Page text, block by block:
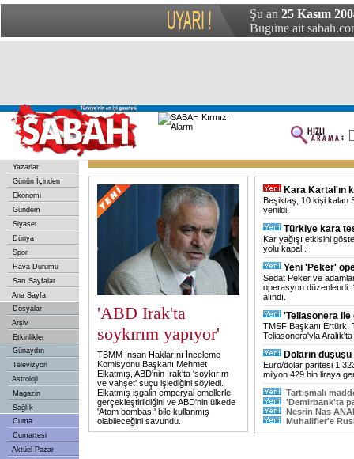
Şu an 25 Kasım
Bugüne ait
Yazarlar
Günün İçinden
Ekonomi
Gündem
Siyaset
Dünya
Spor
Hava Durumu
Sarı Sayfalar
Ana Sayfa
Dosyalar
Arşiv
Etkinlikler
Günaydın
Televizyon
Astroloji
Magazin
Sağlık
Cuma
Cumartesi
Aktüel Pazar
'ABD Irak'ta
soykırım yapıyor'
TBMM İnsan Haklarını İnceleme
Komisyonu Başkanı Mehmet
Elkatmış, ABD'nin Irak'ta 'soykırım
ve vahşet' suçu işlediğini söyledi.
Elkatmış işgalin emperyal emellerle
gerçekleştirildiğini ve ABD'nin ülkede
'Atom bombası' bile kullanmış
olabileceğini savundu.
Kara Kartal'ın
Beşiktaş, 10 kişi kalan
yenildi.
Türkiye kara
Kar yağışı etkisini
yolu kapalı.
Yeni 'Peker'
Sedat Peker ve
operasyon düzenlendi.
alındı.
'Teliasonera
TMSF Başkanı Ertürk,
Teliasonera'yla
Doların
Euro/dolar paritesi
milyon 429 bin liraya
Tartışmalı
'Demirbank'ta
Nesrin Nas
Muhalifler'e